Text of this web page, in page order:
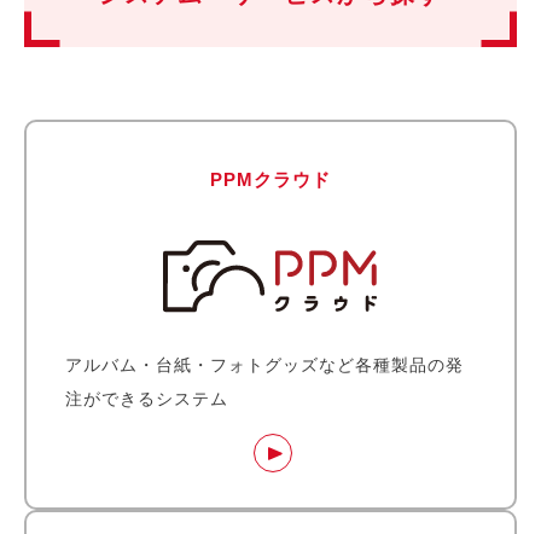
PPMクラウド
アルバム・台紙・フォトグッズなど各種製品の発
注ができるシステム